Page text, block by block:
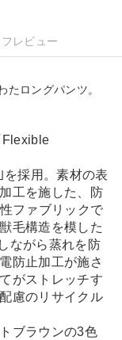
レビュー
ロングパンツ。
Flexible
採用。素材の表
工を施した、防
ファブリックで
毛構造を模した
ながら蒸れを防
防止加工が施さ
がストレッチす
慮のリサイクル
ブラウンの3色